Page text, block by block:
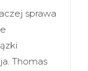
sprawa
Thomas